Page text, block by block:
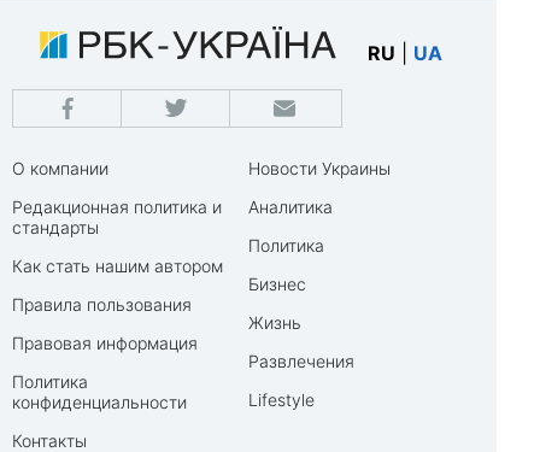
RU UA
О компании
Редакционная политика и
стандарты
Как стать нашим автором
Правила пользования
Правовая информация
Политика
конфиденциальности
Контакты
Новости Украины
Аналитика
Политика
Бизнес
Жизнь
Развлечения
Lifestyle